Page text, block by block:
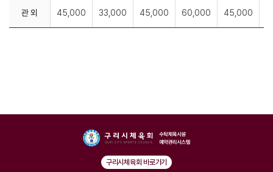
관 외 45,000 33,000 45,000 60,000 45,000
구리시체육회 바로가기